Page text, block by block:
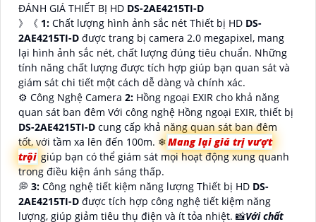
ĐÁNH GIÁ THIẾT BỊ HD DS-2AE4215TI-D
》《 1: Chất lượng hình ảnh sắc nét Thiết bị HD DS-
2AE4215TI-D được trang bị camera 2.0 megapixel, mang
lại hình ảnh sắc nét, chất lượng đúng tiêu chuẩn. Những
tính năng chất lượng được tích hợp giúp bạn quan sát và
giám sát chi tiết một cách dễ dàng và chính xác.
⚙ Công Nghệ Camera 2: Hồng ngoại EXIR cho khả năng
quan sát ban đêm Với công nghệ Hồng ngoại EXIR, thiết bị
DS-2AE4215TI-D cung cấp khả năng quan sát ban đêm
tốt, với tầm xa lên đến 100m. ❄Mang lại giá trị vượt
trội giúp bạn có thể giám sát mọi hoạt động xung quanh
trong điều kiện ánh sáng thấp.
💭 3: Công nghệ tiết kiệm năng lượng Thiết bị HD DS-
2AE4215TI-D được tích hợp công nghệ tiết kiệm năng
lượng, giúp giảm tiêu thụ điện và ít tỏa nhiệt. 📸Với chất